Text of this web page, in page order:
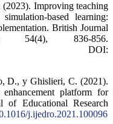
Improving teaching
learning:
British Journal
54(4), 836-856.
D., y Ghislieri, C. (2021).
platform for
of Educational Research
j.ijedro.2021.100096